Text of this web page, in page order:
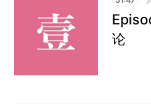
论